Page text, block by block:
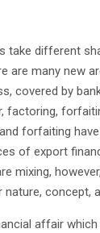
take different
are many new
covered by
factoring,
forfaiting
of export
mixing,
concept,
affair